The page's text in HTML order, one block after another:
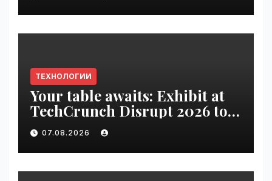
ТЕХНОЛОГИИ
Your table awaits: Exhibit at
TechCrunch Disrupt 2026 to
be seen by thousands |
VseTime.ru
07.08.2026